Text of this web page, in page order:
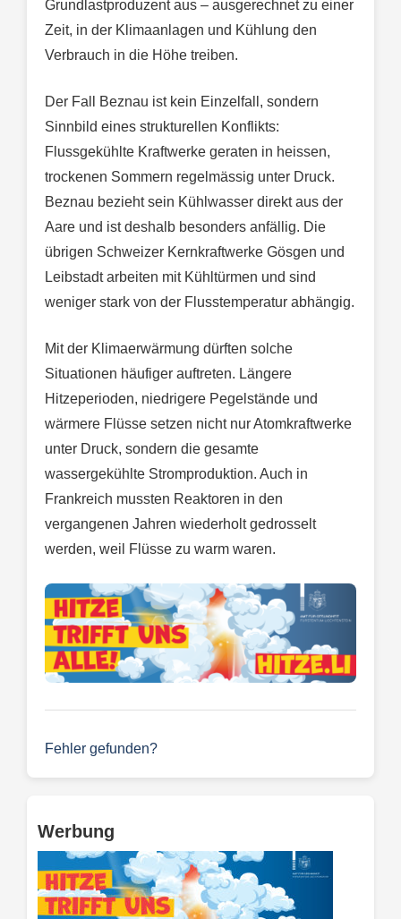
Grundlastproduzent aus – ausgerechnet zu einer
Zeit, in der Klimaanlagen und Kühlung den
Verbrauch in die Höhe treiben.
Der Fall Beznau ist kein Einzelfall, sondern
Sinnbild eines strukturellen Konflikts:
Flussgekühlte Kraftwerke geraten in heissen,
trockenen Sommern regelmässig unter Druck.
Beznau bezieht sein Kühlwasser direkt aus der
Aare und ist deshalb besonders anfällig. Die
übrigen Schweizer Kernkraftwerke Gösgen und
Leibstadt arbeiten mit Kühltürmen und sind
weniger stark von der Flusstemperatur abhängig.
Mit der Klimaerwärmung dürften solche
Situationen häufiger auftreten. Längere
Hitzeperioden, niedrigere Pegelstände und
wärmere Flüsse setzen nicht nur Atomkraftwerke
unter Druck, sondern die gesamte
wassergekühlte Stromproduktion. Auch in
Frankreich mussten Reaktoren in den
vergangenen Jahren wiederholt gedrosselt
werden, weil Flüsse zu warm waren.
Fehler gefunden?
Werbung